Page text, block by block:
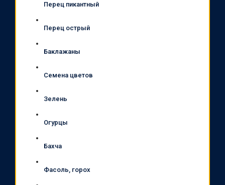
Перец пикантный
Перец острый
Баклажаны
Семена цветов
Зелень
Огурцы
Бахча
Фасоль, горох